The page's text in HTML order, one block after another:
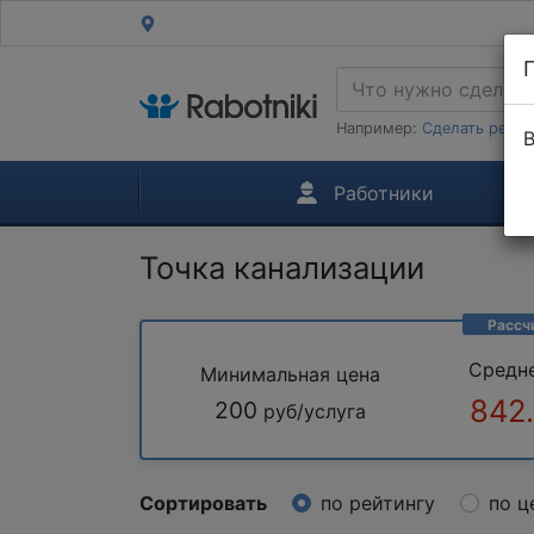
Например: Сделать
Работники
Точка канализации
Минимальная цена
200 руб/услуга
Сортировать по рейтингу по